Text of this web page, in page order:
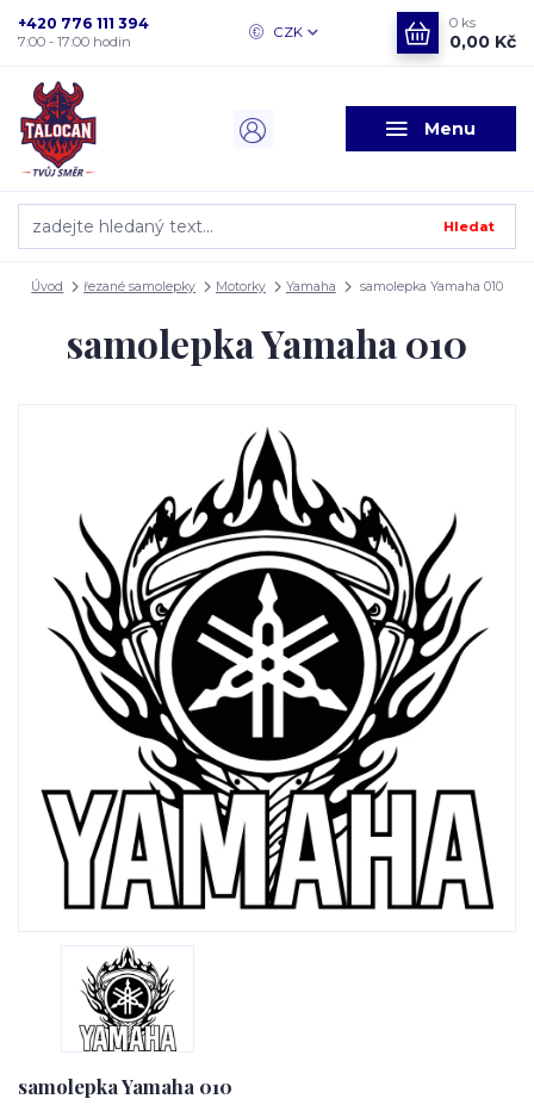
Menu
CZK
Hledat
+420 776 111 394
7:00 - 17:00 hodin
0 ks
0,00 Kč
Úvod řezané samolepky Motorky Yamaha samolepka Yamaha 010
samolepka Yamaha 010
samolepka Yamaha 010